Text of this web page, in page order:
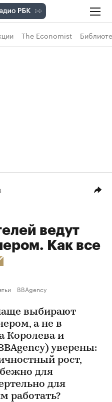
The Economist
ведут
Как все
BBAgency
выбирают
а не в
Королева и
уверены:
рост,
для
для
работать?